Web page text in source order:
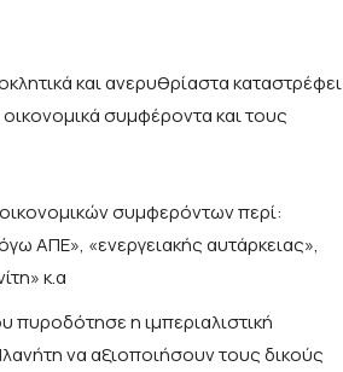
και ανερυθρίαστα καταστρέφει
συμφέροντα και τους
συμφερόντων περί:
ΑΠΕ», «ενεργειακής αυτάρκειας»,
κ.α
πυροδότησε η ιμπεριαλιστική
να αξιοποιήσουν τους δικούς